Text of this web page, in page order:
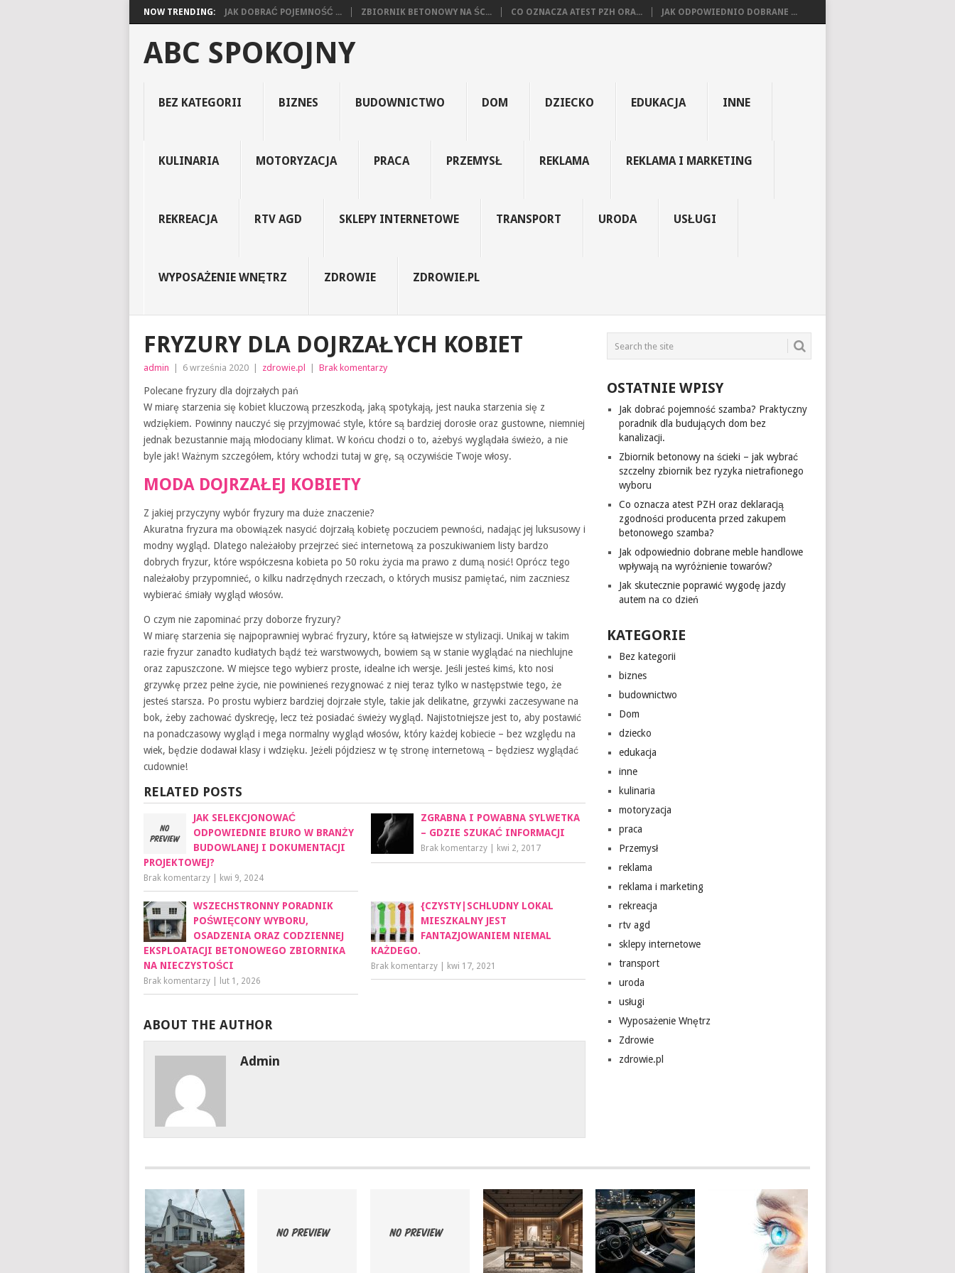
NOW TRENDING: JAK DOBRAĆ POJEMNOŚĆ ... ZBIORNIK BETONOWY NA ŚC... CO OZNACZA ATEST PZH ORA... JAK ODPOWIEDNIO DOBRANE ...
ABC SPOKOJNY
BEZ KATEGORII BIZNES BUDOWNICTWO DOM DZIECKO EDUKACJA INNE
KULINARIA MOTORYZACJA PRACA PRZEMYSŁ REKLAMA REKLAMA I MARKETING
REKREACJA RTV AGD SKLEPY INTERNETOWE TRANSPORT URODA USŁUGI
WYPOSAŻENIE WNĘTRZ ZDROWIE ZDROWIE.PL
FRYZURY DLA DOJRZAŁYCH KOBIET
admin 6 września 2020 zdrowie.pl Brak komentarzy
Polecane fryzury dla dojrzałych pań
W miarę starzenia się kobiet kluczową przeszkodą, jaką spotykają, jest nauka starzenia się z
wdziękiem. Powinny nauczyć się przyjmować style, które są bardziej dorosłe oraz gustowne, niemniej
jednak bezustannie mają młodociany klimat. W końcu chodzi o to, ażebyś wyglądała świeżo, a nie
byle jak! Ważnym szczegółem, który wchodzi tutaj w grę, są oczywiście Twoje włosy.
MODA DOJRZAŁEJ KOBIETY
Z jakiej przyczyny wybór fryzury ma duże znaczenie?
Akuratna fryzura ma obowiązek nasycić dojrzałą kobietę poczuciem pewności, nadając jej luksusowy i
modny wygląd. Dlatego należałoby przejrzeć sieć internetową za poszukiwaniem listy bardzo
dobrych fryzur, które współczesna kobieta po 50 roku życia ma prawo z dumą nosić! Oprócz tego
należałoby przypomnieć, o kilku nadrzędnych rzeczach, o których musisz pamiętać, nim zaczniesz
wybierać śmiały wygląd włosów.
O czym nie zapominać przy doborze fryzury?
W miarę starzenia się najpoprawniej wybrać fryzury, które są łatwiejsze w stylizacji. Unikaj w takim
razie fryzur zanadto kudłatych bądź też warstwowych, bowiem są w stanie wyglądać na niechlujne
oraz zapuszczone. W miejsce tego wybierz proste, idealne ich wersje. Jeśli jesteś kimś, kto nosi
grzywkę przez pełne życie, nie powinieneś rezygnować z niej teraz tylko w następstwie tego, że
jesteś starsza. Po prostu wybierz bardziej dojrzałe style, takie jak delikatne, grzywki zaczesywane na
bok, żeby zachować dyskrecję, lecz też posiadać świeży wygląd. Najistotniejsze jest to, aby postawić
na ponadczasowy wygląd i mega normalny wygląd włosów, który każdej kobiecie – bez względu na
wiek, będzie dodawał klasy i wdzięku. Jeżeli pójdziesz w tę stronę internetową – będziesz wyglądać
cudownie!
RELATED POSTS
JAK SELEKCJONOWAĆ
ODPOWIEDNIE BIURO W BRANŻY
BUDOWLANEJ I DOKUMENTACJI
PROJEKTOWEJ?
Brak komentarzy kwi 9, 2024
ZGRABNA I POWABNA SYLWETKA
– GDZIE SZUKAĆ INFORMACJI
Brak komentarzy kwi 2, 2017
WSZECHSTRONNY PORADNIK
POŚWIĘCONY WYBORU,
OSADZENIA ORAZ CODZIENNEJ
EKSPLOATACJI BETONOWEGO ZBIORNIKA
NA NIECZYSTOŚCI
Brak komentarzy lut 1, 2026
{CZYSTY|SCHLUDNY LOKAL
MIESZKALNY JEST
FANTAZJOWANIEM NIEMAL
KAŻDEGO.
Brak komentarzy kwi 17, 2021
ABOUT THE AUTHOR
Admin
OSTATNIE WPISY
Jak dobrać pojemność szamba? Praktyczny
poradnik dla budujących dom bez
kanalizacji.
Zbiornik betonowy na ścieki – jak wybrać
szczelny zbiornik bez ryzyka nietrafionego
wyboru
Co oznacza atest PZH oraz deklaracją
zgodności producenta przed zakupem
betonowego szamba?
Jak odpowiednio dobrane meble handlowe
wpływają na wyróżnienie towarów?
Jak skutecznie poprawić wygodę jazdy
autem na co dzień
KATEGORIE
Bez kategorii
biznes
budownictwo
Dom
dziecko
edukacja
inne
kulinaria
motoryzacja
praca
Przemysł
reklama
reklama i marketing
rekreacja
rtv agd
sklepy internetowe
transport
uroda
usługi
Wyposażenie Wnętrz
Zdrowie
zdrowie.pl